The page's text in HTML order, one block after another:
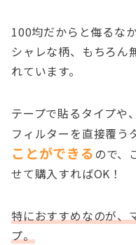
100均だからと侮るな
シャレな柄、もちろん
れています。
テープで貼るタイプや
フィルターを直接覆う
ことができる ので、
せて購入すればOK！
特におすすめなのが、
プ。